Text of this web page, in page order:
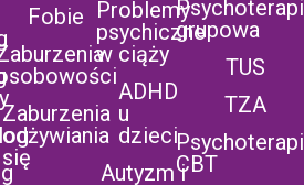
Fobie
Zaburzenia
odżywiania
się
Problemy
psychiczne
w ciąży
ADHD
u
dzieci
Autyzm i
grupowa
TUS
TZA
CBT